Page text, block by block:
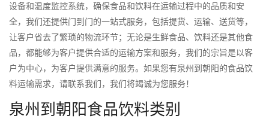
设备和温度监控系统，确保食品和饮料在运输过程中的品质和安
全，我们还提供门到门的一站式服务，包括提货、运输、送货等，
让客户省去了繁琐的物流环节；无论是生鲜食品、饮料还是其他食
品，都能够为客户提供合适的运输方案和服务，我们的宗旨是以客
户为中心，为客户提供满意的服务。如果您有泉州到朝阳的食品饮
料运输需求，请联系我们，我们将竭诚为您服务！
泉州到朝阳食品饮料类别